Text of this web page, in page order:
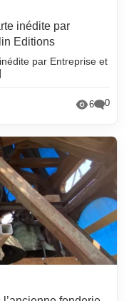
inédite par
Editions
par Entreprise et
6 0